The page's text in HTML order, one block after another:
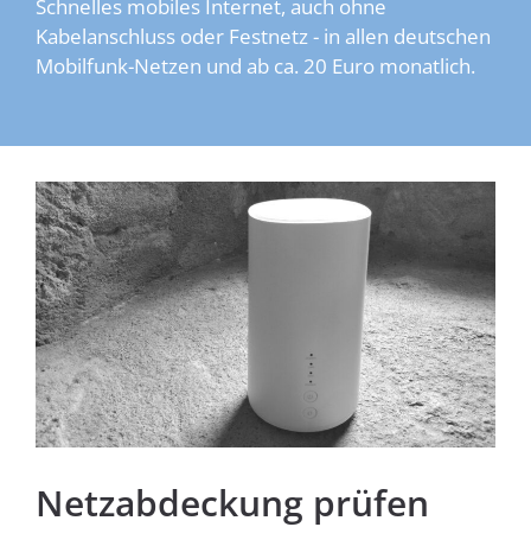
Schnelles mobiles Internet, auch ohne
Kabelanschluss oder Festnetz - in allen deutschen
Mobilfunk-Netzen und ab ca. 20 Euro monatlich.
Netzabdeckung prüfen